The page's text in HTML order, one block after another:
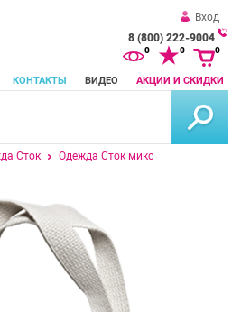
Вход
8 (800) 222-9004
КОНТАКТЫ ВИДЕО АКЦИИ И СКИДКИ
0 0 0
Сток Одежда Сток микс